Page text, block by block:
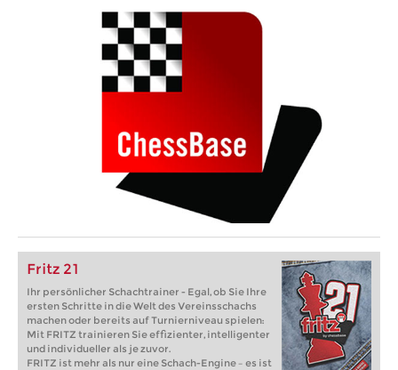
Fritz 21
Ihr persönlicher Schachtrainer - Egal, ob Sie Ihre
ersten Schritte in die Welt des Vereinsschachs
machen oder bereits auf Turnierniveau spielen:
Mit FRITZ trainieren Sie effizienter, intelligenter
und individueller als je zuvor.
FRITZ ist mehr als nur eine Schach-Engine – es ist